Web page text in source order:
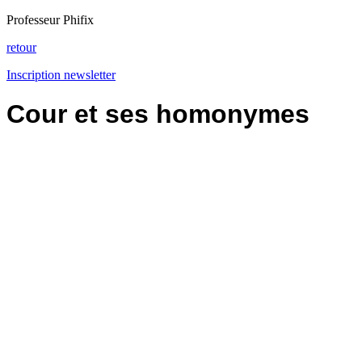
Professeur Phifix
retour
Inscription newsletter
Cour et ses homonymes